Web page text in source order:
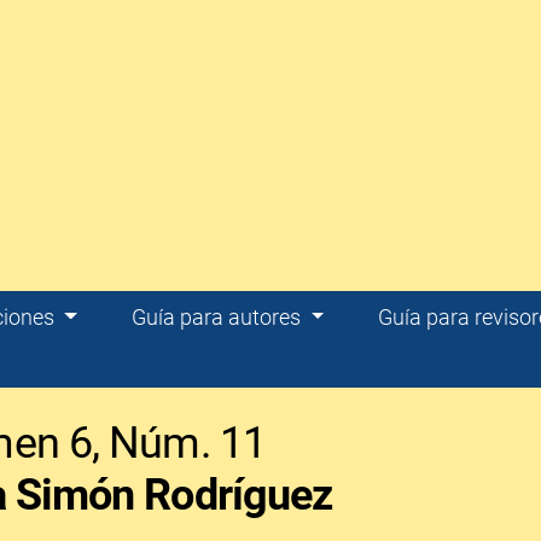
Guía para autores Guía para
6, Núm. 11
Simón Rodríguez